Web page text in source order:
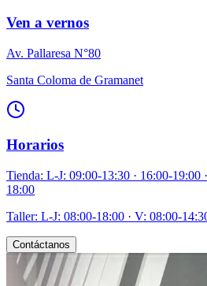
Ven a vernos
Av. Pallaresa N°80
Santa Coloma de Gramanet
Horarios
Tienda: L-J: 09:00-13:30 · 16:00-19:00
18:00
Taller: L-J: 08:00-18:00 · V: 08:00-
Contáctanos
TE PUEDE INTERESAR